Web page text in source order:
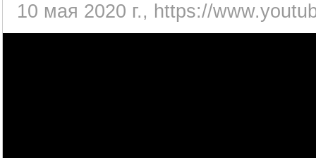
10 мая 2020 г., https://